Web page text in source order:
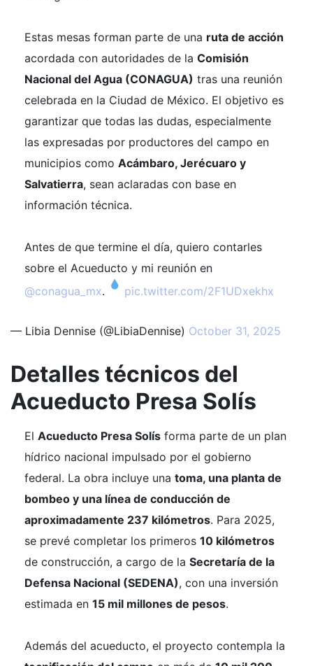
Estas mesas forman parte de una ruta de acción
acordada con autoridades de la Comisión
Nacional del Agua (CONAGUA) tras una reunión
celebrada en la Ciudad de México. El objetivo es
garantizar que todas las dudas, especialmente
las expresadas por productores del campo en
municipios como Acámbaro, Jerécuaro y
Salvatierra, sean aclaradas con base en
información técnica.
Antes de que termine el día, quiero contarles
sobre el Acueducto y mi reunión en
@conagua_mx. pic.twitter.com/2F1UDxekhx
— Libia Dennise (@LibiaDennise) October 31, 2025
Detalles técnicos del
Acueducto Presa Solís
El Acueducto Presa Solís forma parte de un plan
hídrico nacional impulsado por el gobierno
federal. La obra incluye una toma, una planta de
bombeo y una línea de conducción de
aproximadamente 237 kilómetros. Para 2025,
se prevé completar los primeros 10 kilómetros
de construcción, a cargo de la Secretaría de la
Defensa Nacional (SEDENA), con una inversión
estimada en 15 mil millones de pesos.
Además del acueducto, el proyecto contempla la